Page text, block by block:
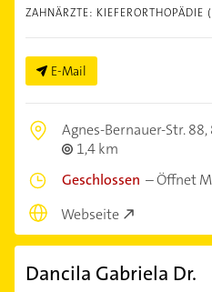
ZAHNÄRZTE: KIEFERORTHOPÄDIE
E-Mail
Agnes-Bernauer-Str. 88,
1,4 km
Geschlossen –Öffnet
Webseite
Dancila Gabriela Dr.